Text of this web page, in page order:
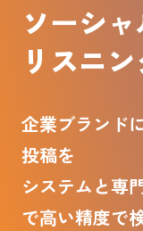
ソーシ
リスニ
企業ブランド
投稿を
システムと専
で高い精度で